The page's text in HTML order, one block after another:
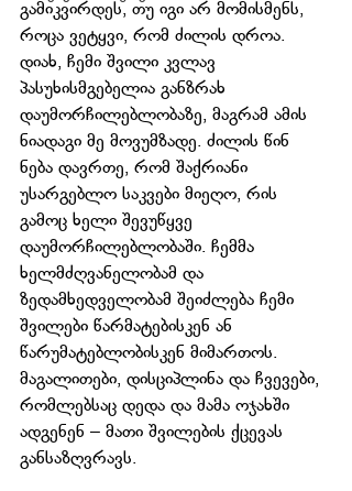
გამიკვირდეს, თუ იგი არ მომისმენს,
როცა ვეტყვი, რომ ძილის დროა.
დიახ, ჩემი შვილი კვლავ
პასუხისმგებელია განზრახ
დაუმორჩილებლობაზე, მაგრამ ამის
ნიადაგი მე მოვუმზადე. ძილის წინ
ნება დავრთე, რომ შაქრიანი
უსარგებლო საკვები მიეღო, რის
გამოც ხელი შევუწყვე
დაუმორჩილებლობაში. ჩემმა
ხელმძღვანელობამ და
ზედამხედველობამ შეიძლება ჩემი
შვილები წარმატებისკენ ან
წარუმატებლობისკენ მიმართოს.
მაგალითები, დისციპლინა და ჩვევები,
რომლებსაც დედა და მამა ოჯახში
ადგენენ – მათი შვილების ქცევას
განსაზღვრავს.